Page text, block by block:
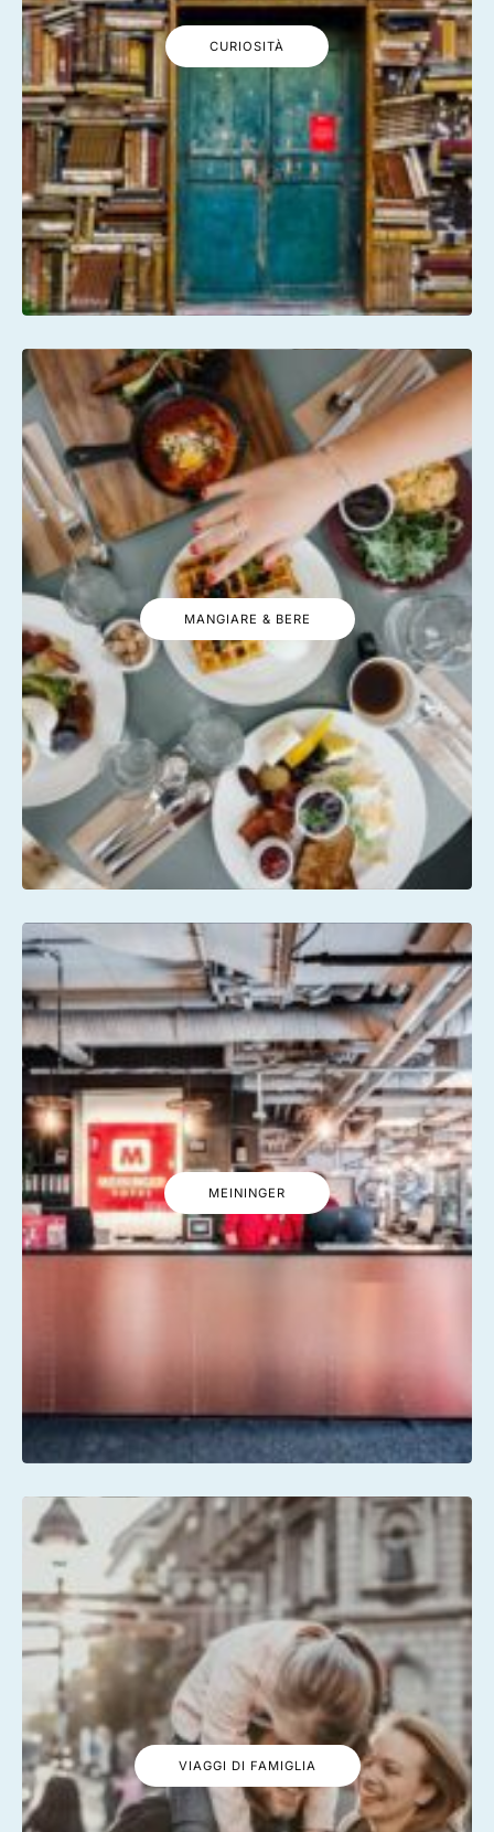
CURIOSITÀ
MANGIARE & BERE
MEININGER
VIAGGI DI FAMIGLIA